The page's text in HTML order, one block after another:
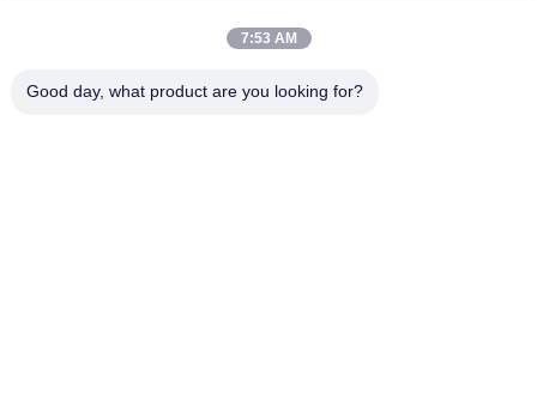
7:53 AM
Good day, what product are you looking for?